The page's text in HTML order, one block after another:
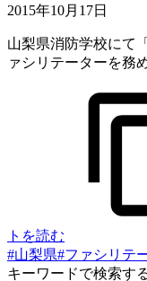
2015年10月17日
山梨県消防学校にて「
ァシリテーターを務
トを読む
#山梨県#ファシリテ
キーワードで検索す